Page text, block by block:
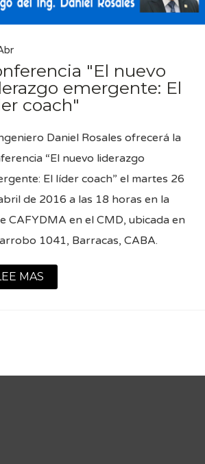
"El nuevo
emergente: El
coach"
Daniel Rosales ofrecerá la
“El nuevo liderazgo
El líder coach” el martes 26
de 2016 a las 18 horas en la
CAFYDMA en el CMD, ubicada en
1041, Barracas, CABA.
MAS